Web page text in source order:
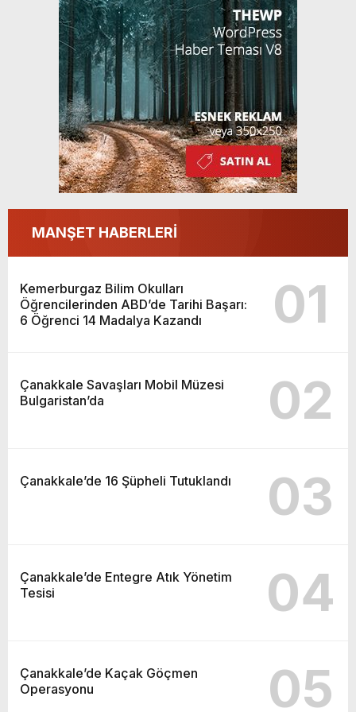
Kazandı
MANŞET HABERLERİ
Kemerburgaz Bilim Okulları
Öğrencilerinden ABD’de Tarihi Başarı:
6 Öğrenci 14 Madalya Kazandı
01
Çanakkale Savaşları Mobil Müzesi
Bulgaristan’da
02
Çanakkale’de 16 Şüpheli Tutuklandı 03
Çanakkale’de Entegre Atık Yönetim
Tesisi
04
Çanakkale’de Kaçak Göçmen
Operasyonu
05